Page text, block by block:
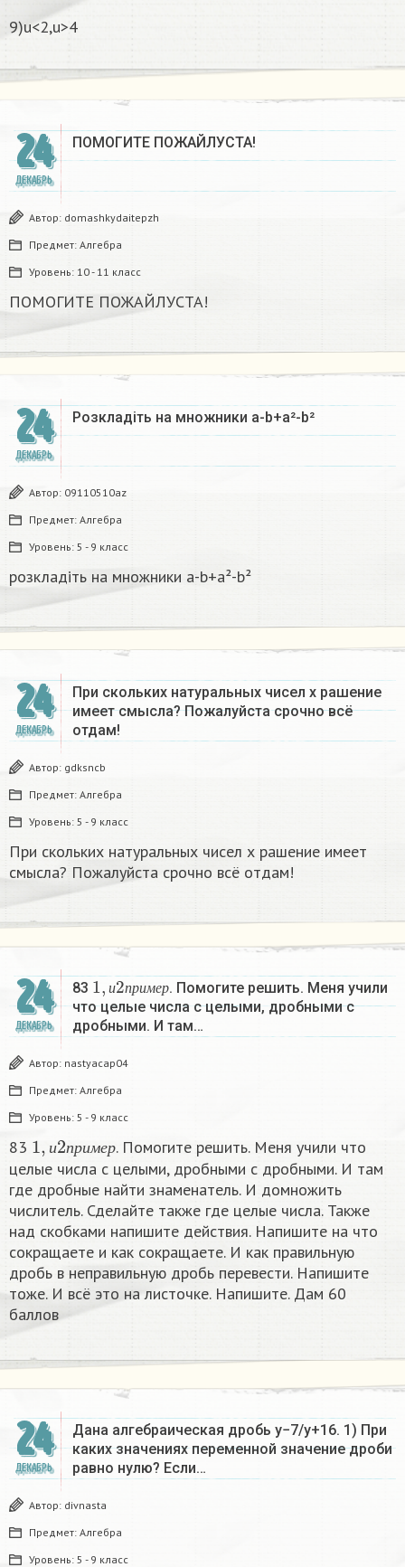
9)u<2,u>4
24
ДЕКАБРЬ
ПОМОГИТЕ ПОЖАЙЛУСТА!
Автор: domashkydaitepzh
Предмет: Алгебра
Уровень: 10 - 11 класс
ПОМОГИТЕ ПОЖАЙЛУСТА!
24
ДЕКАБРЬ
Розкладіть на множники а-b+a²-b²​
Автор: 09110510az
Предмет: Алгебра
Уровень: 5 - 9 класс
розкладіть на множники а-b+a²-b²​
24
ДЕКАБРЬ
При скольких натуральных чисел х рашение
имеет смысла? Пожалуйста срочно всё
отдам!
Автор: gdksncb
Предмет: Алгебра
Уровень: 5 - 9 класс
При скольких натуральных чисел х рашение имеет
смысла? Пожалуйста срочно всё отдам!
24
ДЕКАБРЬ
83 и пр име р
1,и2п ример
. Помогите решить. Меня учили
что целые числа с целыми, дробными с
дробными. И там…
Автор: nastyacap04
Предмет: Алгебра
Уровень: 5 - 9 класс
83 и пр им ер
1 2
. Помогите решить. Меня учили что
целые числа с целыми, дробными с дробными. И там
где дробные найти знаменатель. И домножить
числитель. Сделайте также где целые числа. Также
над скобками напишите действия. Напишите на что
сокращаете и как сокращаете. И как правильную
дробь в неправильную дробь перевести. Напишите
тоже. И всё это на листочке. Напишите. Дам 60
баллов
24
ДЕКАБРЬ
Дана алгебраическая дробь y−7/y+16. 1) При
каких значениях переменной значение дроби
равно нулю? Если…
Автор: divnasta
Предмет: Алгебра
Уровень: 5 - 9 класс